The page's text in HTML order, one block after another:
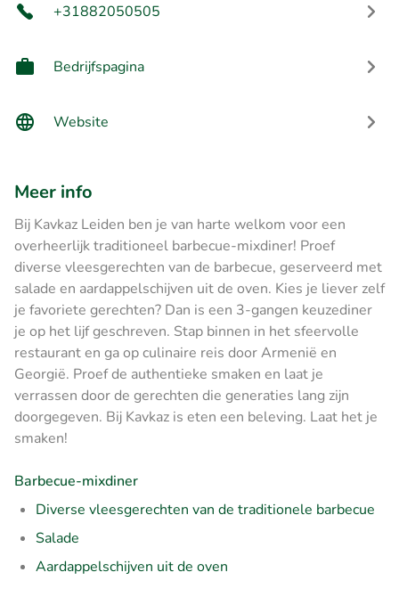
+31882050505
Bedrijfspagina
Website
Meer info
Bij Kavkaz Leiden ben je van harte welkom voor een
overheerlijk traditioneel barbecue-mixdiner! Proef
diverse vleesgerechten van de barbecue, geserveerd met
salade en aardappelschijven uit de oven. Kies je liever zelf
je favoriete gerechten? Dan is een 3-gangen keuzediner
je op het lijf geschreven. Stap binnen in het sfeervolle
restaurant en ga op culinaire reis door Armenië en
Georgië. Proef de authentieke smaken en laat je
verrassen door de gerechten die generaties lang zijn
doorgegeven. Bij Kavkaz is eten een beleving. Laat het je
smaken!
Barbecue-mixdiner
Diverse vleesgerechten van de traditionele barbecue
Salade
Aardappelschijven uit de oven